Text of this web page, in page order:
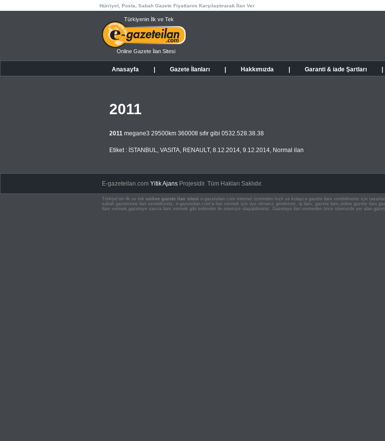
Hürriyet, Posta, Sabah Gazete Fiyatlarını Karşılaştırarak İlan Ver
Türkiyenin İlk ve Tek
Online Gazete İlan Sitesi
Anasayfa Gazete İlanları Hakkımızda Garanti & iade Şartları
2011
2011 megane3 29500km 36000tl sıfır gibi 0532.528.38.38
Etiket : İSTANBUL, VASITA, RENAULT, 8.12.2014, 9.12.2014, Normal ilan
E-gazeteilan.comYitik Ajans Projesidir.Tüm Hakları Saklıdır.
Türkiye'nin ilk ve tek online gazete ilan sitesi e-gazeteilan.com internet üzerinden hızlı ve kolayca gazete ilanı verebilmeniz için
sabah gazetesine ilan verebilirsiniz. e-gazeteilan.com'a ilan vermek için üye olmanız gerekmez. iş ilanı, gazete ilanı,online gazete
ilanı vermek,gazeteye vasıta ilanı vermek gibi kelimeler ile sitemize ulaşabilirsiniz. Gazeteye ilan vermeden önce sitemizde yer alan